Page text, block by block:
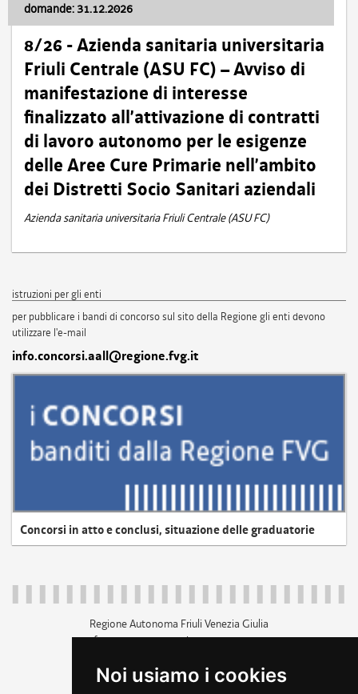
Noi usiamo i cookies
domande: 31.12.2026
8/26 - Azienda sanitaria universitaria
Friuli Centrale (ASU FC) – Avviso di
manifestazione di interesse
finalizzato all’attivazione di contratti
di lavoro autonomo per le esigenze
delle Aree Cure Primarie nell’ambito
dei Distretti Socio Sanitari aziendali
Azienda sanitaria universitaria Friuli Centrale (ASU FC)
istruzioni per gli enti
per pubblicare i bandi di concorso sul sito della Regione gli enti devono
utilizzare l'e-mail
info.concorsi.aall@regione.fvg.it
Concorsi in atto e conclusi, situazione delle graduatorie
Regione Autonoma Friuli Venezia Giulia
c.f. 80014930327; p.iva 00526040324
+39 040 3771111